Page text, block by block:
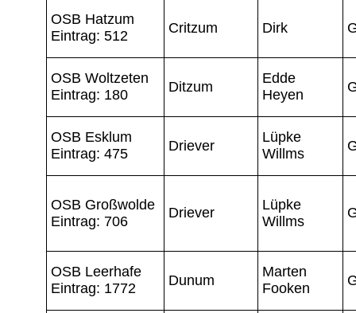
OSB Hatzum
Eintrag: 512
Critzum Dirk
OSB Woltzeten
Eintrag: 180
Ditzum
Edde
Heyen
OSB Esklum
Eintrag: 475
Driever
Lüpke
Willms
OSB Großwolde
Eintrag: 706
Driever
Lüpke
Willms
OSB Leerhafe
Eintrag: 1772
Dunum
Marten
Fooken